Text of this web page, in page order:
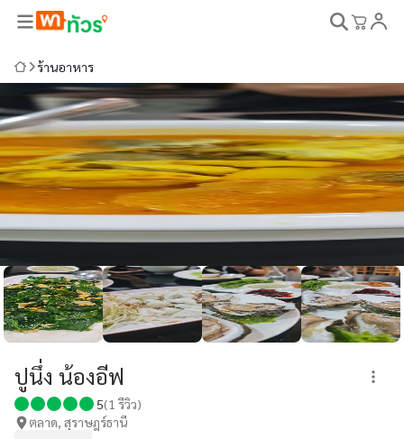
ร้านอาหาร
ปูนึ่ง น้องอีฟ
5(1 รีวิว)
ตลาด, สุราษฎร์ธานี